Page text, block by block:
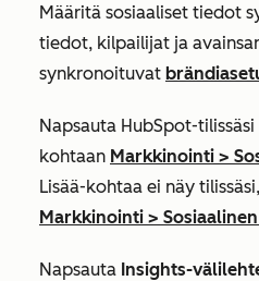
Määritä sosiaaliset tiedot
tiedot, kilpailijat ja
synkronoituvat
Napsauta HubSpot-tilissäsi
kohtaan Markkinointi >
Lisää-kohtaa ei näy
Markkinointi >
Napsauta Insights-